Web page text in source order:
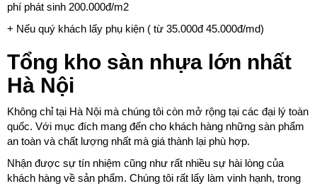
phí phát sinh 200.000đ/m2
+ Nếu quý khách lấy phụ kiện ( từ 35.000đ 45.000đ/md)
Tổng kho sàn nhựa lớn nhất
Hà Nội
Không chỉ tại Hà Nội mà chúng tôi còn mở rộng tại các đại lý toàn
quốc. Với mục đích mang đến cho khách hàng những sàn phẩm
an toàn và chất lượng nhất mà giá thành lại phù hợp.
Nhận được sự tín nhiệm cũng như rất nhiều sự hài lòng của
khách hàng về sản phẩm. Chúng tôi rất lấy làm vinh hạnh, trong